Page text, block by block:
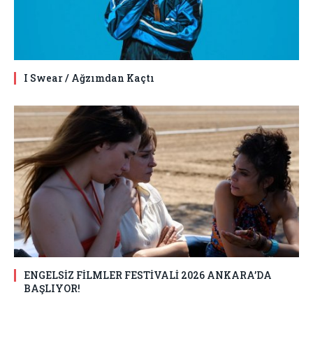
I Swear / Ağzımdan Kaçtı
ENGELSİZ FİLMLER FESTİVALİ 2026 ANKARA’DA
BAŞLIYOR!